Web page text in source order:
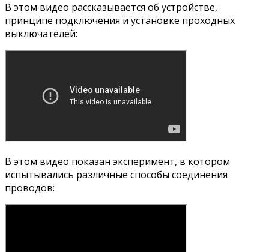
В этом видео рассказывается об устройстве,
принципе подключения и установке проходных
выключателей:
В этом видео показан эксперимент, в котором
испытывались различные способы соединения
проводов: